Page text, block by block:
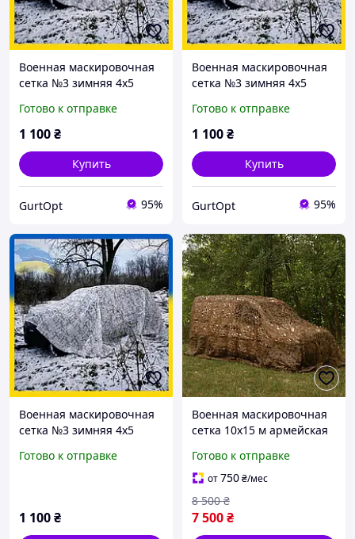
Военная маскировочная
сетка №3 зимняя 4х5
Готово к отправке
1 100₴
Купить
GurtOpt 95%
Военная маскировочная
сетка №3 зимняя 4х5
Готово к отправке
1 100₴
Купить
GurtOpt 95%
Военная маскировочная
сетка №3 зимняя 4х5
Готово к отправке
1 100₴
Военная маскировочная
сетка 10х15 м армейская
Хвойный лес
Готово к отправке
от750₴/мес
7 500₴
8 500 ₴